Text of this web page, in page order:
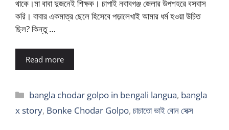
থাকে।মা বাবা দুজনেই শিক্ষক। চাপাই নবাবগঞ্জ জেলার উপশহরে বসবাস
করি। বাবার একমাত্র ছেলে হিসেবে পড়ালেখাই আমার ধর্ম হওয়া উচিত
ছিল? কিন্তু …
Read more
Categories
bangla chodar golpo in bengali langua, bangla
x story, Bonke Chodar Golpo, চাচাতো ভাই বোন সেক্স